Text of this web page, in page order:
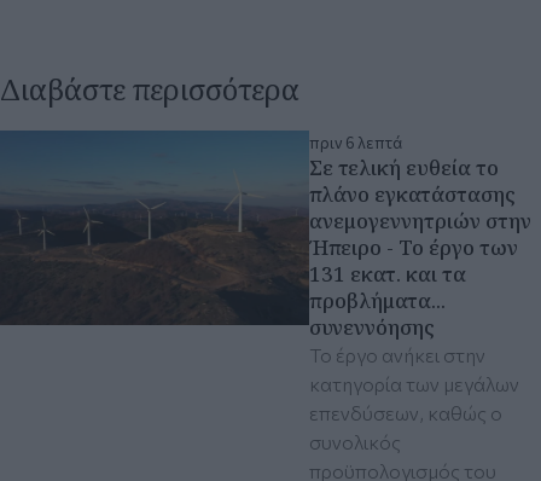
Διαβάστε περισσότερα
πριν 6 λεπτά
Σε τελική ευθεία το
πλάνο εγκατάστασης
ανεμογεννητριών στην
Ήπειρο - Το έργο των
131 εκατ. και τα
προβλήματα...
συνεννόησης
Το έργο ανήκει στην
κατηγορία των μεγάλων
επενδύσεων, καθώς ο
συνολικός
προϋπολογισμός του